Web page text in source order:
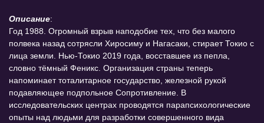
Описание:
Год 1988. Огромный взрыв наподобие тех, что без малого
полвека назад сотрясли Хиросиму и Нагасаки, стирает Токио с
лица земли. Нью-Токио 2019 года, восставшее из пепла,
словно тёмный Феникс. Организация страны теперь
напоминает тоталитарное государство, железной рукой
подавляющее подпольное Сопротивление. В
исследовательских центрах проводятся парапсихологические
опыты над людьми для разработки совершенного вида